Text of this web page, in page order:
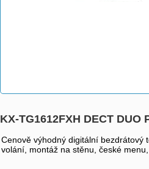
KX-TG1612FXH DECT DUO
Cenově výhodný digitální bezdrátový
volání, montáž na stěnu, české